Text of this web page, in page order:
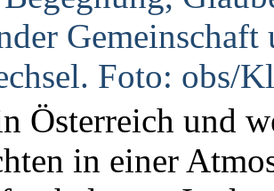
Österreich und
in einer